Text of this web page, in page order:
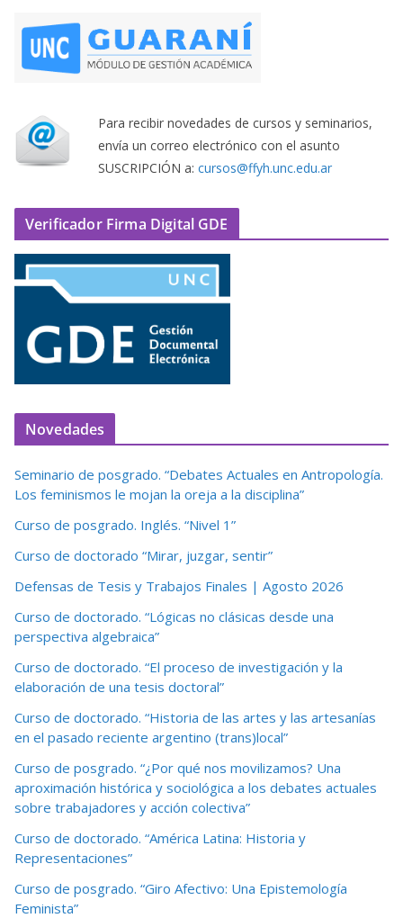
Para recibir novedades de cursos y seminarios,
envía un correo electrónico con el asunto
SUSCRIPCIÓN a: cursos@ffyh.unc.edu.ar
Verificador Firma Digital GDE
Novedades
Seminario de posgrado. “Debates Actuales en Antropología.
Los feminismos le mojan la oreja a la disciplina”
Curso de posgrado. Inglés. “Nivel 1”
Curso de doctorado “Mirar, juzgar, sentir”
Defensas de Tesis y Trabajos Finales | Agosto 2026
Curso de doctorado. “Lógicas no clásicas desde una
perspectiva algebraica”
Curso de doctorado. “El proceso de investigación y la
elaboración de una tesis doctoral”
Curso de doctorado. “Historia de las artes y las artesanías
en el pasado reciente argentino (trans)local”
Curso de posgrado. “¿Por qué nos movilizamos? Una
aproximación histórica y sociológica a los debates actuales
sobre trabajadores y acción colectiva”
Curso de doctorado. “América Latina: Historia y
Representaciones”
Curso de posgrado. “Giro Afectivo: Una Epistemología
Feminista”